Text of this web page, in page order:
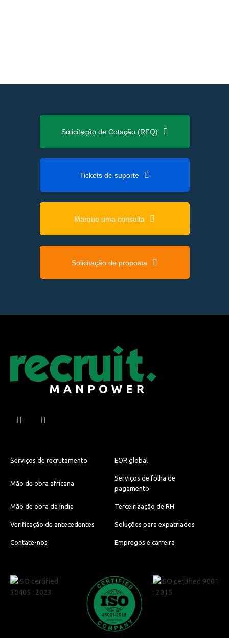
Solicitação de Cotação (RFQ)
Tickets de suporte
Marque uma consulta
Solicitação de proposta
Serviços de recrutamento EOR global
Mão de obra africana
Serviços de folha de
pagamento
Mão de obra da Índia Terceirização de RH
Verificação de antecedentes Soluções para expatriados
Contate-nos Empregos e carreira